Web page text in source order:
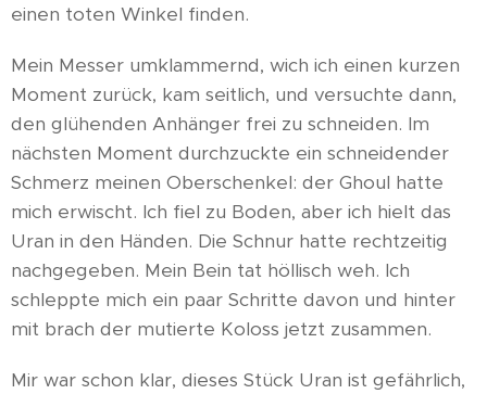
einen toten Winkel finden.
Mein Messer umklammernd, wich ich einen kurzen
Moment zurück, kam seitlich, und versuchte dann,
den glühenden Anhänger frei zu schneiden. Im
nächsten Moment durchzuckte ein schneidender
Schmerz meinen Oberschenkel: der Ghoul hatte
mich erwischt. Ich fiel zu Boden, aber ich hielt das
Uran in den Händen. Die Schnur hatte rechtzeitig
nachgegeben. Mein Bein tat höllisch weh. Ich
schleppte mich ein paar Schritte davon und hinter
mit brach der mutierte Koloss jetzt zusammen.
Mir war schon klar, dieses Stück Uran ist gefährlich,